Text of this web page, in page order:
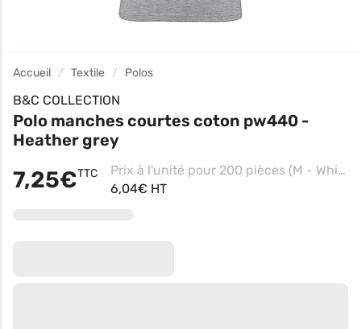
Accueil Textile Polos
B&C COLLECTION
Polo manches courtes coton pw440 -
Heather grey
7,25€TTC
Prix à l'unité pour 200 pièces (M - White)
6,04€ HT